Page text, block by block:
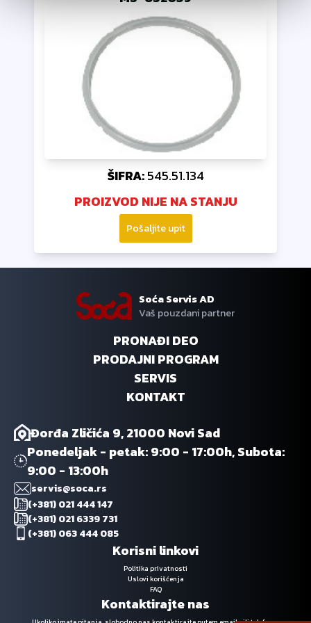
ŠIFRA: 545.51.134
PROIZVOD NIJE NA STANJU
Pošaljite upit
Soća Servis AD
Vaš pouzdani partner
PRONAĐI DEO
PRODAJNI PROGRAM
SERVIS
KONTAKT
Đorđa Zličića 9, 21000 Novi Sad
Ponedeljak - petak: 9:00 - 17:00h, Subota:
9:00 - 13:00h
servis@soca.rs
(+381) 021 444 147
(+381) 021 6339 731
(+381) 063 444 085
Korisni linkovi
Politika privatnosti
Uslovi korišćenja
FAQ
Kontaktirajte nas